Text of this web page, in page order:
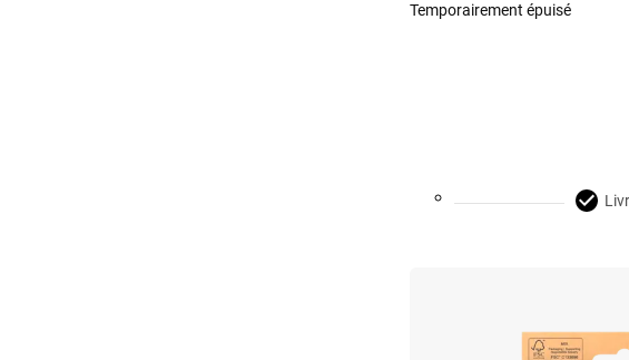
Temporairement épuisé